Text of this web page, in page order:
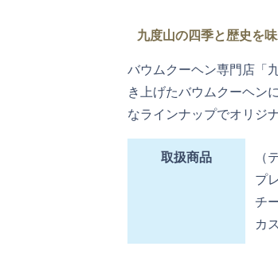
九度山の四季と歴史を
バウムクーヘン専門店「
き上げたバウムクーヘン
なラインナップでオリジ
取扱商品
（
プ
チ
カ